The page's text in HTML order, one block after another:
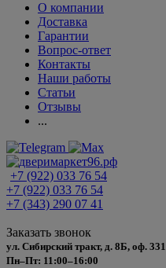
О компании
Доставка
Гарантии
Вопрос-ответ
Контакты
Наши работы
Статьи
Отзывы
...
+7 (922) 033 76 54
+7 (922) 033 76 54
+7 (343) 290 07 41
Заказать звонок
ул. Сибирский тракт, д. 8Б, оф. 331
Пн–Пт: 11:00–16:00